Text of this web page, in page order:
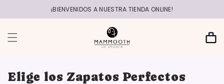
contenido
¡BIENVENIDOS A NUESTRA TIENDA ONLINE!
Carrito
Elige los Zapatos Perfectos